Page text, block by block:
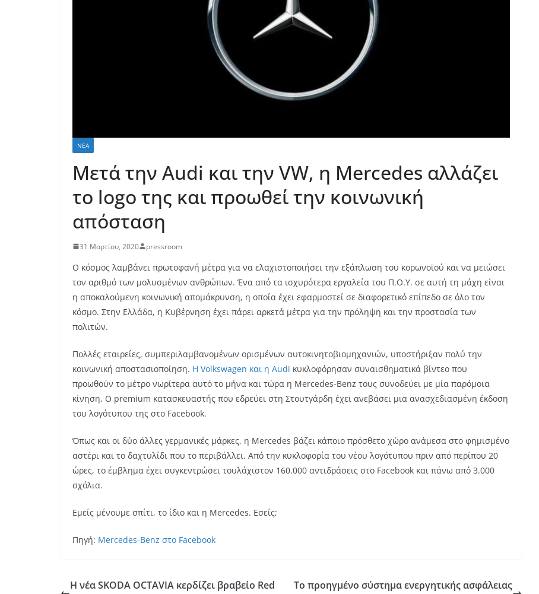
ΝΈΑ
Μετά την Audi και την VW, η Mercedes αλλάζει
το logo της και προωθεί την κοινωνική
απόσταση
31 Μαρτίου, 2020 pressroom
Ο κόσμος λαμβάνει πρωτοφανή μέτρα για να ελαχιστοποιήσει την εξάπλωση του κορωνοϊού και να μειώσει
τον αριθμό των μολυσμένων ανθρώπων. Ένα από τα ισχυρότερα εργαλεία του Π.Ο.Υ. σε αυτή τη μάχη είναι
η αποκαλούμενη κοινωνική απομάκρυνση, η οποία έχει εφαρμοστεί σε διαφορετικό επίπεδο σε όλο τον
κόσμο. Στην Ελλάδα, η Κυβέρνηση έχει πάρει αρκετά μέτρα για την πρόληψη και την προστασία των
πολιτών.
Πολλές εταιρείες, συμπεριλαμβανομένων ορισμένων αυτοκινητοβιομηχανιών, υποστήριξαν πολύ την
κοινωνική αποστασιοποίηση. Η Volkswagen και η Audi κυκλοφόρησαν συναισθηματικά βίντεο που
προωθούν το μέτρο νωρίτερα αυτό το μήνα και τώρα η Mercedes-Benz τους συνοδεύει με μία παρόμοια
κίνηση. Ο premium κατασκευαστής που εδρεύει στη Στουτγάρδη έχει ανεβάσει μια ανασχεδιασμένη έκδοση
του λογότυπου της στο Facebook.
Όπως και οι δύο άλλες γερμανικές μάρκες, η Mercedes βάζει κάποιο πρόσθετο χώρο ανάμεσα στο φημισμένο
αστέρι και το δαχτυλίδι που το περιβάλλει. Από την κυκλοφορία του νέου λογότυπου πριν από περίπου 20
ώρες, το έμβλημα έχει συγκεντρώσει τουλάχιστον 160.000 αντιδράσεις στο Facebook και πάνω από 3.000
σχόλια.
Εμείς μένουμε σπίτι, το ίδιο και η Mercedes. Εσείς;
Πηγή: Mercedes-Benz στο Facebook
Η νέα SKODA OCTAVIA κερδίζει βραβείο Red
Tο προηγμένο σύστημα ενεργητικής ασφάλειας